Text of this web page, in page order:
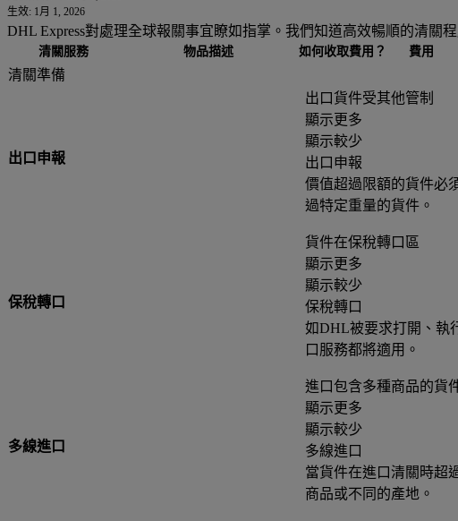
生效: 1月 1, 2026
DHL Express對處理全球報關事宜瞭如指掌。我們知道高效暢順的清關
清關服務 物品描述 如何收取費用？ 費用
清關準備
出口申報
出口貨件受其他管制
顯示更多
顯示較少
出口申報
價值超過限額的貨件必
過特定重量的貨件。
保稅轉口
貨件在保稅轉口區
顯示更多
顯示較少
保稅轉口
如DHL被要求打開、執
口服務都將適用。
多線進口
進口包含多種商品的貨
顯示更多
顯示較少
多線進口
當貨件在進口清關時超
商品或不同的產地。